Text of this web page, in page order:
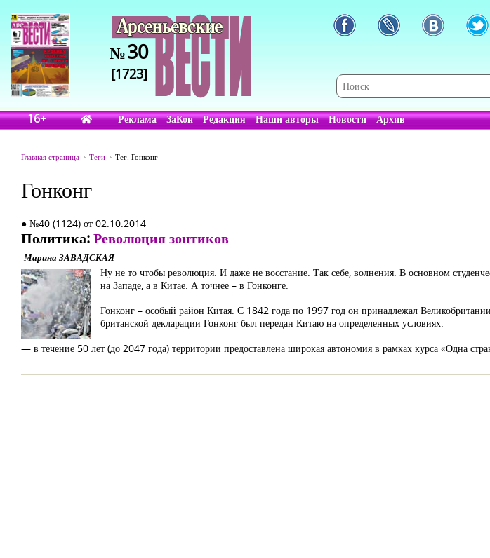
№30
[1723]
16+ Реклама ЗаКон Редакция Наши авторы Новости Архив
Главная страница Теги Тег: Гонконг
Гонконг
● №40 (1124) от 02.10.2014
Политика:Революция зонтиков
Марина ЗАВАДСКАЯ
Ну не то чтобы революция. И даже не восстание. Так себе, волнения. В основном
на Западе, а в Китае. А точнее – в Гонконге.
Гонконг – особый район Китая. С 1842 года по 1997 год он принадлежал
британской декларации Гонконг был передан Китаю на определенных условиях:
— в течение 50 лет (до 2047 года) территории предоставлена широкая автономия в рамках курса «Одна